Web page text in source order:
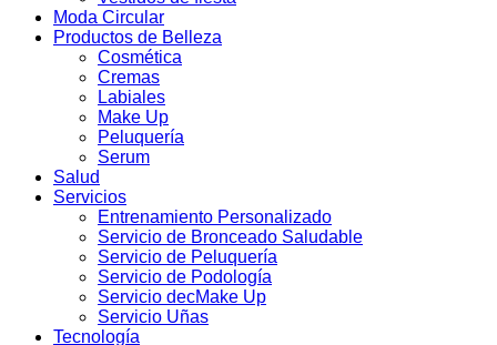
Moda Circular
Productos de Belleza
Cosmética
Cremas
Labiales
Make Up
Peluquería
Serum
Salud
Servicios
Entrenamiento Personalizado
Servicio de Bronceado Saludable
Servicio de Peluquería
Servicio de Podología
Servicio decMake Up
Servicio Uñas
Tecnología